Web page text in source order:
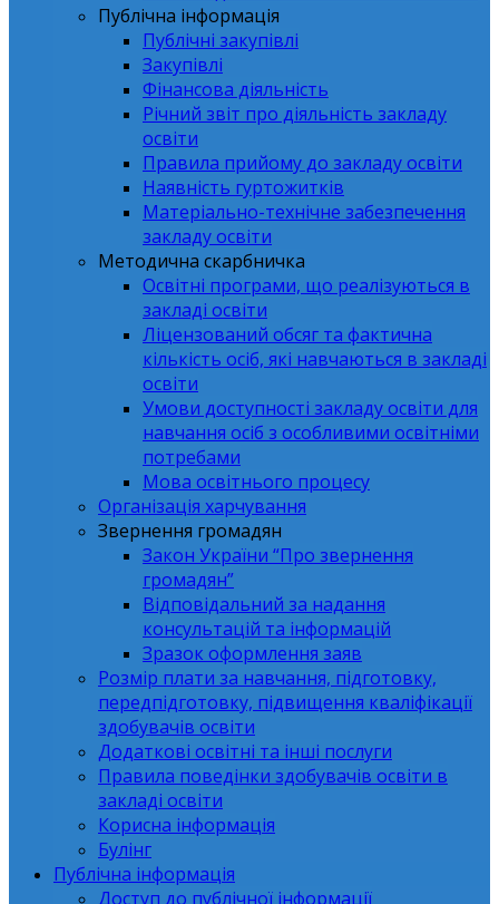
Публічна інформація
Публічні закупівлі
Закупівлі
Фінансова діяльність
Річний звіт про діяльність закладу
освіти
Правила прийому до закладу освіти
Наявність гуртожитків
Матеріально-технічне забезпечення
закладу освіти
Методична скарбничка
Освітні програми, що реалізуються в
закладі освіти
Ліцензований обсяг та фактична
кількість осіб, які навчаються в закладі
освіти
Умови доступності закладу освіти для
навчання осіб з особливими освітніми
потребами
Мова освітнього процесу
Організація харчування
Звернення громадян
Закон України “Про звернення
громадян”
Відповідальний за надання
консультацій та інформацій
Зразок оформлення заяв
Розмір плати за навчання, підготовку,
передпідготовку, підвищення кваліфікації
здобувачів освіти
Додаткові освітні та інші послуги
Правила поведінки здобувачів освіти в
закладі освіти
Корисна інформація
Булінг
Публічна інформація
Доступ до публічної інформації